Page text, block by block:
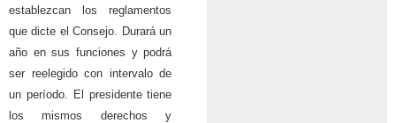
establezcan los reglamentos
que dicte el Consejo. Durará un
año en sus funciones y podrá
ser reelegido con intervalo de
un período. El presidente tiene
los mismos derechos y